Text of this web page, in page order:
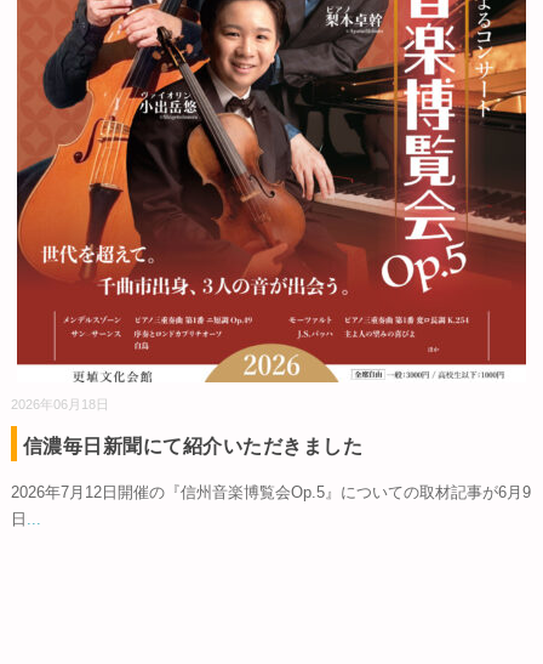
2026年06月18日
信濃毎日新聞にて紹介いただきました
2026年7月12日開催の『信州音楽博覧会Op.5』についての取材記事が6月9
日 ...